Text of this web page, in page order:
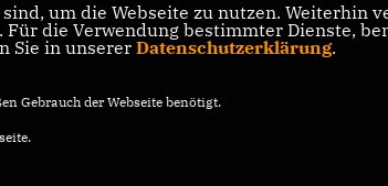
um die Webseite zu nutzen.
Für die Verwendung bestimmter Dienste,
Sie in unserer Datenschutzerklärung.
Gebrauch der Webseite benötigt.